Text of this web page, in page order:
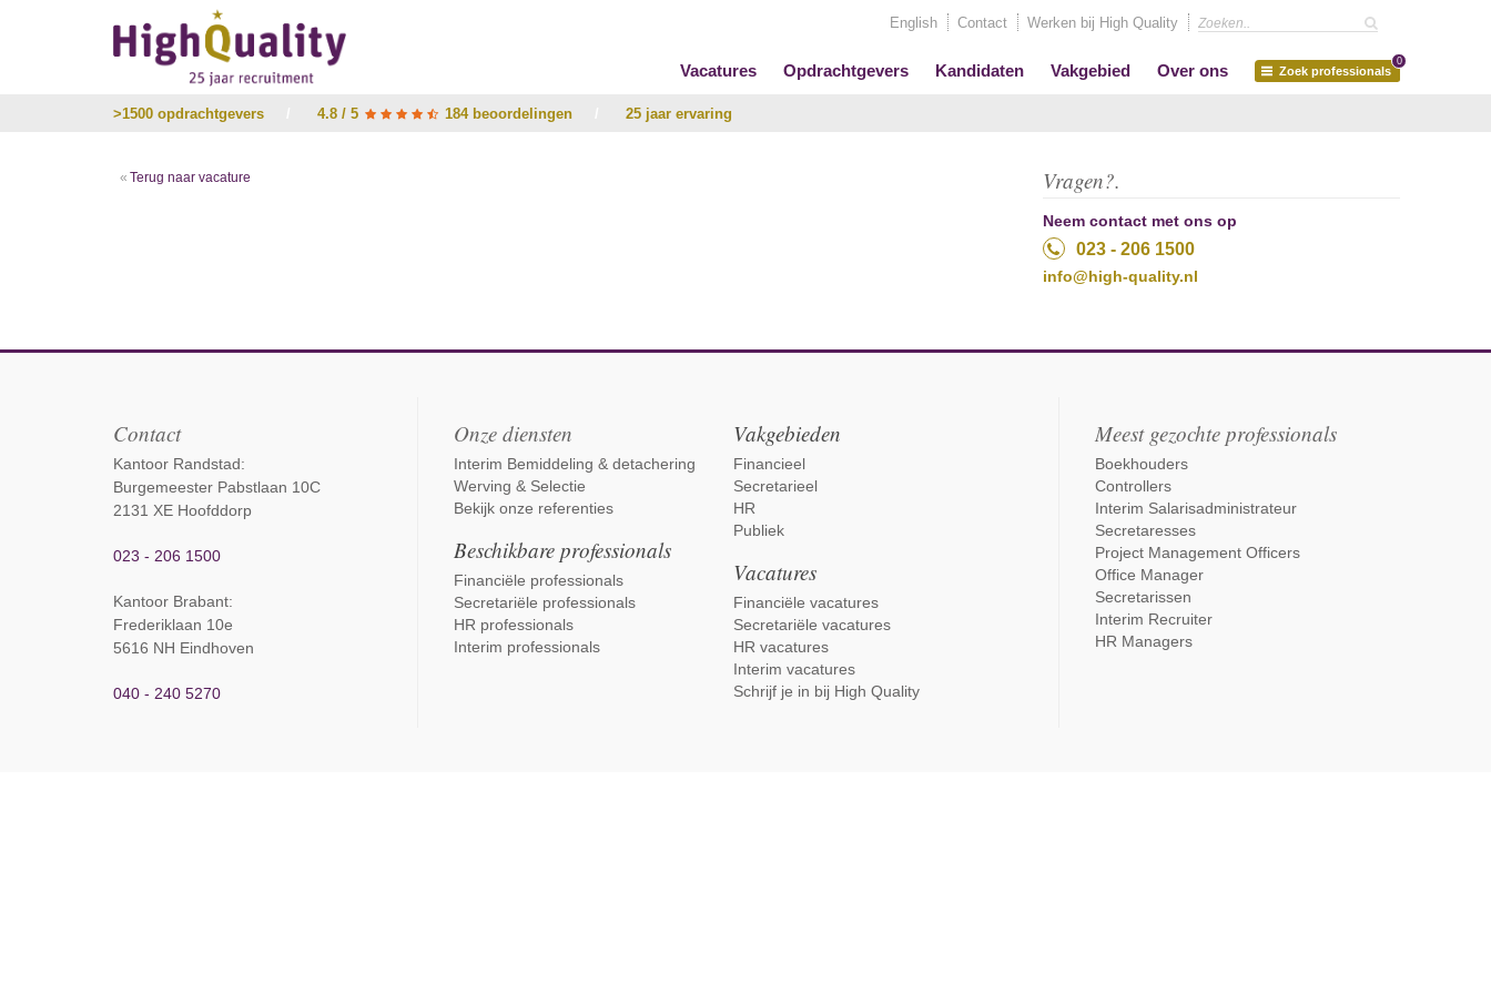
English Contact Werken bij High Quality
Vacatures Opdrachtgevers Kandidaten Vakgebied Over ons Zoek professionals
0
>1500 opdrachtgevers 4.8 / 5 184 beoordelingen 25 jaar ervaring
Terug naar vacature Vragen?.
Neem contact met ons op
023 - 206 1500
info@high-quality.nl
Contact
Kantoor Randstad:
Burgemeester Pabstlaan 10C
2131 XE Hoofddorp
023 - 206 1500
Kantoor Brabant:
Frederiklaan 10e
5616 NH Eindhoven
040 - 240 5270
Onze diensten
Interim Bemiddeling & detachering
Werving & Selectie
Bekijk onze referenties
Beschikbare professionals
Financiële professionals
Secretariële professionals
HR professionals
Interim professionals
Vakgebieden
Financieel
Secretarieel
HR
Publiek
Vacatures
Financiële vacatures
Secretariële vacatures
HR vacatures
Interim vacatures
Schrijf je in bij High Quality
Meest gezochte professionals
Boekhouders
Controllers
Interim Salarisadministrateur
Secretaresses
Project Management Officers
Office Manager
Secretarissen
Interim Recruiter
HR Managers